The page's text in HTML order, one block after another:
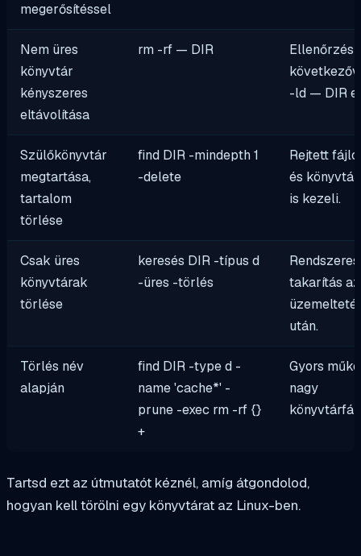
megerősítéssel
Nem üres
könyvtár
kényszeres
eltávolítása
rm -rf — DIR
Ellenőrzés
-ld — DIR
Szülőkönyvtár
megtartása,
tartalom
törlése
find DIR -mindepth 1
-delete
Rejtett
és
is kezeli.
Csak üres
könyvtárak
törlése
keresés DIR -típus d
-üres -törlés
Rendszeres
takarítás az
után.
Törlés név
alapján
find DIR -type d -
name 'cache*' -
prune -exec rm -rf {}
+
Gyors
nagy
Tartsd ezt az útmutatót kéznél, amíg átgondolod,
hogyan kell törölni egy könyvtárat az Linux-ben.